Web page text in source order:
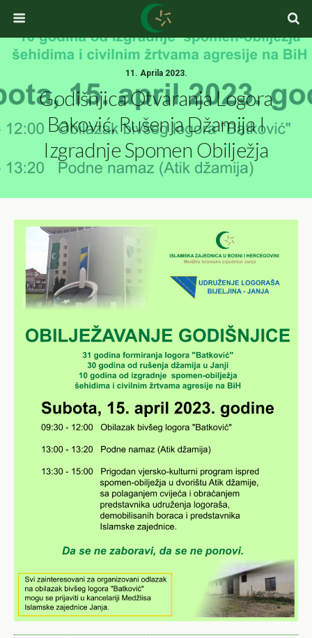
11. Aprila 2023.
Godišnjica Otvaranja Logora
Baković, Rušenja Džamija I
Izgradnje Spomen Obilježja